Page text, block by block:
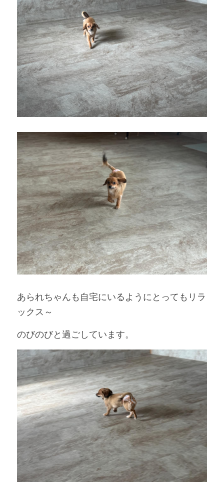
あられちゃんも自宅にいるようにとってもリラ
ックス～
のびのびと過ごしています。